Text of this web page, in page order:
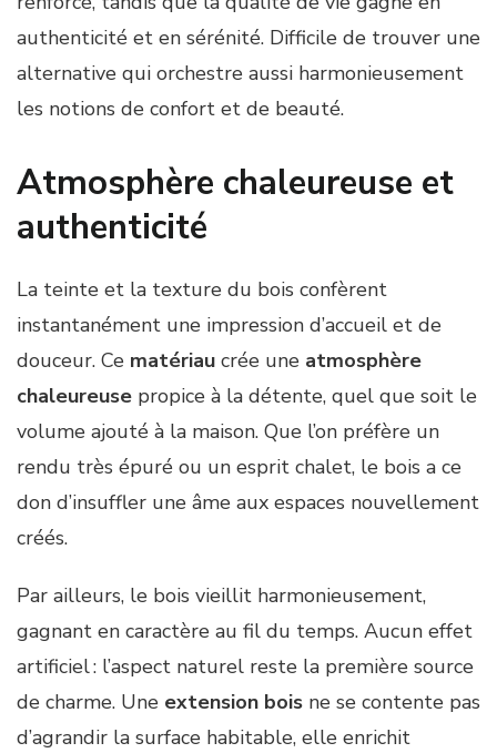
authenticité et en sérénité. Difficile de trouver une
alternative qui orchestre aussi harmonieusement
les notions de confort et de beauté.
Atmosphère chaleureuse et
authenticité
La teinte et la texture du bois confèrent
instantanément une impression d’accueil et de
douceur. Ce matériau crée une atmosphère
chaleureuse propice à la détente, quel que soit le
volume ajouté à la maison. Que l’on préfère un
rendu très épuré ou un esprit chalet, le bois a ce
don d’insuffler une âme aux espaces nouvellement
créés.
Par ailleurs, le bois vieillit harmonieusement,
gagnant en caractère au fil du temps. Aucun effet
artificiel : l’aspect naturel reste la première source
de charme. Une extension bois ne se contente pas
d’agrandir la surface habitable, elle enrichit